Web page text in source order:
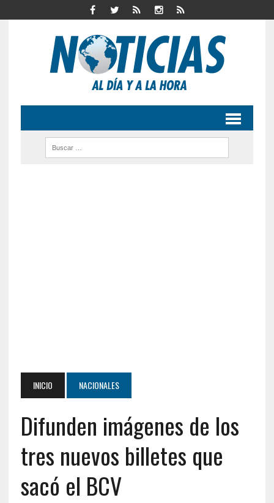
INICIO NACIONALES
Difunden imágenes de los
tres nuevos billetes que
sacó el BCV